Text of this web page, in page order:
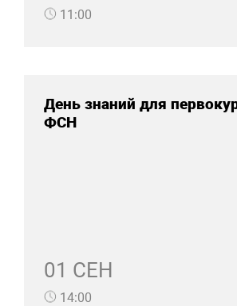
11:00
День знаний для
ФСН
01 СЕН
14:00